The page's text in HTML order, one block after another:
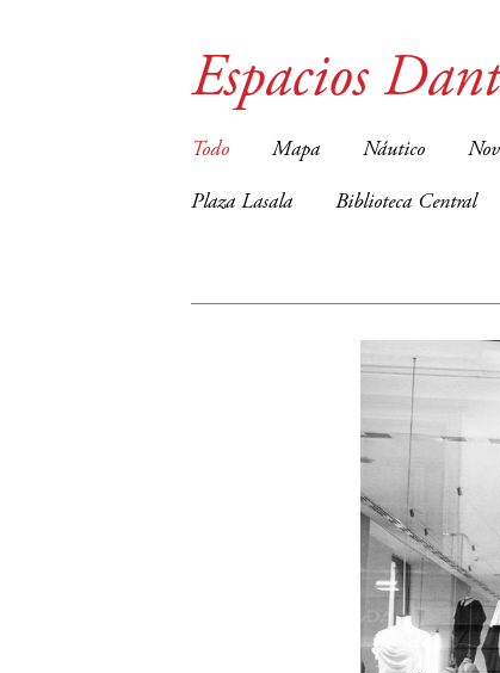
Espacios
Todo Mapa Náutico
Plaza Lasala Biblioteca Central